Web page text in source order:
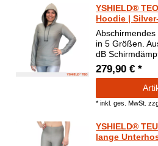
YSHIELD®
Hoodie |
in 5 Größen.
dB
279,90 € *
*inkl. ges. MwSt.
YSHIELD®
lange